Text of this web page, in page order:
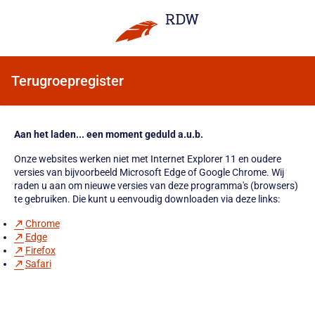
Terugroepregister
Aan het laden... een moment geduld a.u.b.
Onze websites werken niet met Internet Explorer 11 en oudere
versies van bijvoorbeeld Microsoft Edge of Google Chrome. Wij
raden u aan om nieuwe versies van deze programma's (browsers)
te gebruiken. Die kunt u eenvoudig downloaden via deze links:
Chrome
Edge
Firefox
Safari